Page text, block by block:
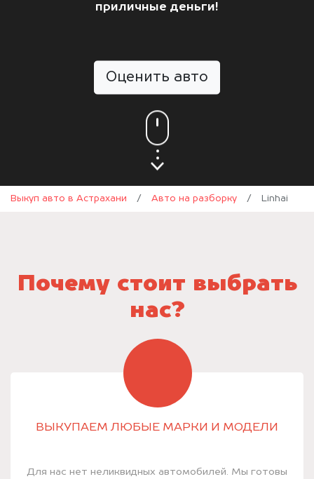
приличные деньги!
Оценить авто
Выкуп авто в Астрахани / Авто на разборку / Linhai
Почему стоит выбрать
нас?
ВЫКУПАЕМ ЛЮБЫЕ МАРКИ И МОДЕЛИ
Для нас нет неликвидных автомобилей. Мы готовы